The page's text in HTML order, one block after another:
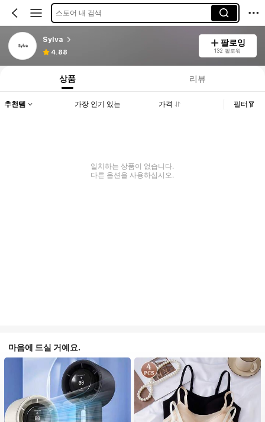
스토어 내 검색
Sylva
4.88
팔로잉
132 팔로워
상품 리뷰
추천템 가장 인기 있는 가격 필터
일치하는 상품이 없습니다.
다른 옵션을 사용하십시오.
마음에 드실 거예요.